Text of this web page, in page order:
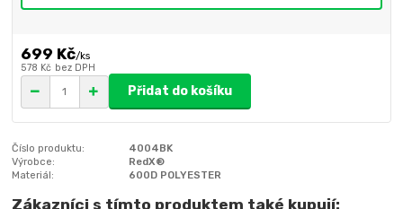
699 Kč/ks
578 Kč bez DPH
Přidat do košíku
Číslo produktu:
4004BK
Výrobce:
RedX®
Materiál:
600D POLYESTER
Zákazníci s tímto produktem také kupují: